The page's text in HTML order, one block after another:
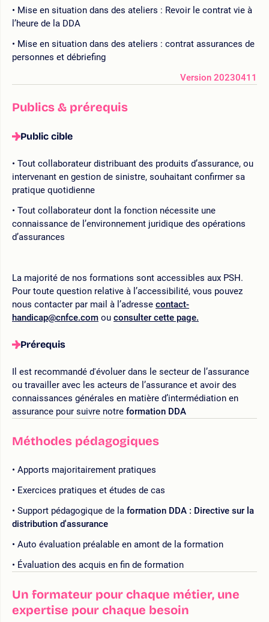
Mise en situation dans des ateliers : Revoir le contrat vie à
l’heure de la DDA
Mise en situation dans des ateliers : contrat assurances de
personnes et débriefing
Version 20230411
Publics & prérequis
Public cible
Tout collaborateur distribuant des produits d’assurance, ou
intervenant en gestion de sinistre, souhaitant confirmer sa
pratique quotidienne
Tout collaborateur dont la fonction nécessite une
connaissance de l’environnement juridique des opérations
d’assurances
La majorité de nos formations sont accessibles aux PSH.
Pour toute question relative à l’accessibilité, vous pouvez
nous contacter par mail à l’adresse contact-
handicap@cnfce.com ou consulter cette page.
Prérequis
Il est recommandé d'évoluer dans le secteur de l’assurance
ou travailler avec les acteurs de l’assurance et avoir des
connaissances générales en matière d’intermédiation en
assurance pour suivre notre formation DDA
Méthodes pédagogiques
Apports majoritairement pratiques
Exercices pratiques et études de cas
Support pédagogique de la formation DDA : Directive sur la
distribution d'assurance
Auto évaluation préalable en amont de la formation
Évaluation des acquis en fin de formation
Un formateur pour chaque métier, une
expertise pour chaque besoin